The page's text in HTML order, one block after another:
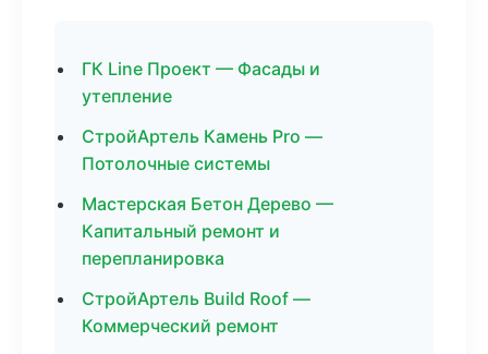
ГК Line Проект — Фасады и
утепление
СтройАртель Камень Pro —
Потолочные системы
Мастерская Бетон Дерево —
Капитальный ремонт и
перепланировка
СтройАртель Build Roof —
Коммерческий ремонт